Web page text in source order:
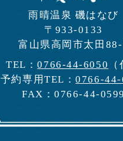
⾬晴温泉 磯はなび
〒933-0133
富⼭県⾼岡市太⽥88-
TEL：0766-44-6050
（
予約専⽤TEL：0766-44-
FAX：0766-44-0599